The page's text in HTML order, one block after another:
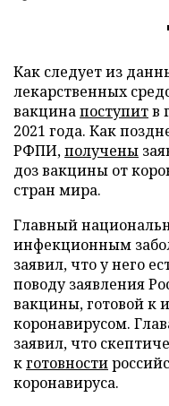
Как следует из
лекарственных
вакцинапоступитв
2021 года. Как
РФПИ,получены
доз вакцины от
стран мира.
Главный
инфекционным
заявил, что у него
поводу заявления
вакцины, готовой к
коронавирусом.
заявил, что
кготовности
коронавируса.